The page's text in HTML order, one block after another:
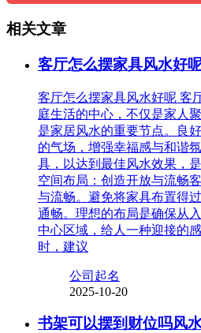
相关文章
客厅怎么摆家具风水好
客厅怎么摆家具风水好呢 客
庭生活的中心，不仅是家人
是家居风水的重要节点。良
的气场，增强幸福感与和谐
具，以达到最佳风水效果，
空间布局：创造开放与流畅
与流畅。避免将家具布置得
通畅。理想的布局是确保从
中心区域，给人一种迎接的
时，建议
公司起名
2025-10-20
书架可以摆到财位吗风